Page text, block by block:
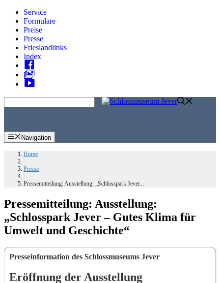
Zum
Inhalt
springen
Service
Formulare
Preise
Presse
Frieslandlinks
Index
to
Navigation
Home
Presse
Pressemitteilung: Ausstellung: „Schlosspark Jever...
Pressemitteilung: Ausstellung:
„Schlosspark Jever – Gutes Klima für
Umwelt und Geschichte“
Presseinformation des Schlossmuseums Jever
Eröffnung der Ausstellung